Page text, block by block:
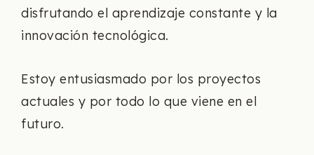
disfrutando el aprendizaje constante y la
innovación tecnológica.
Estoy entusiasmado por los proyectos
actuales y por todo lo que viene en el
futuro.